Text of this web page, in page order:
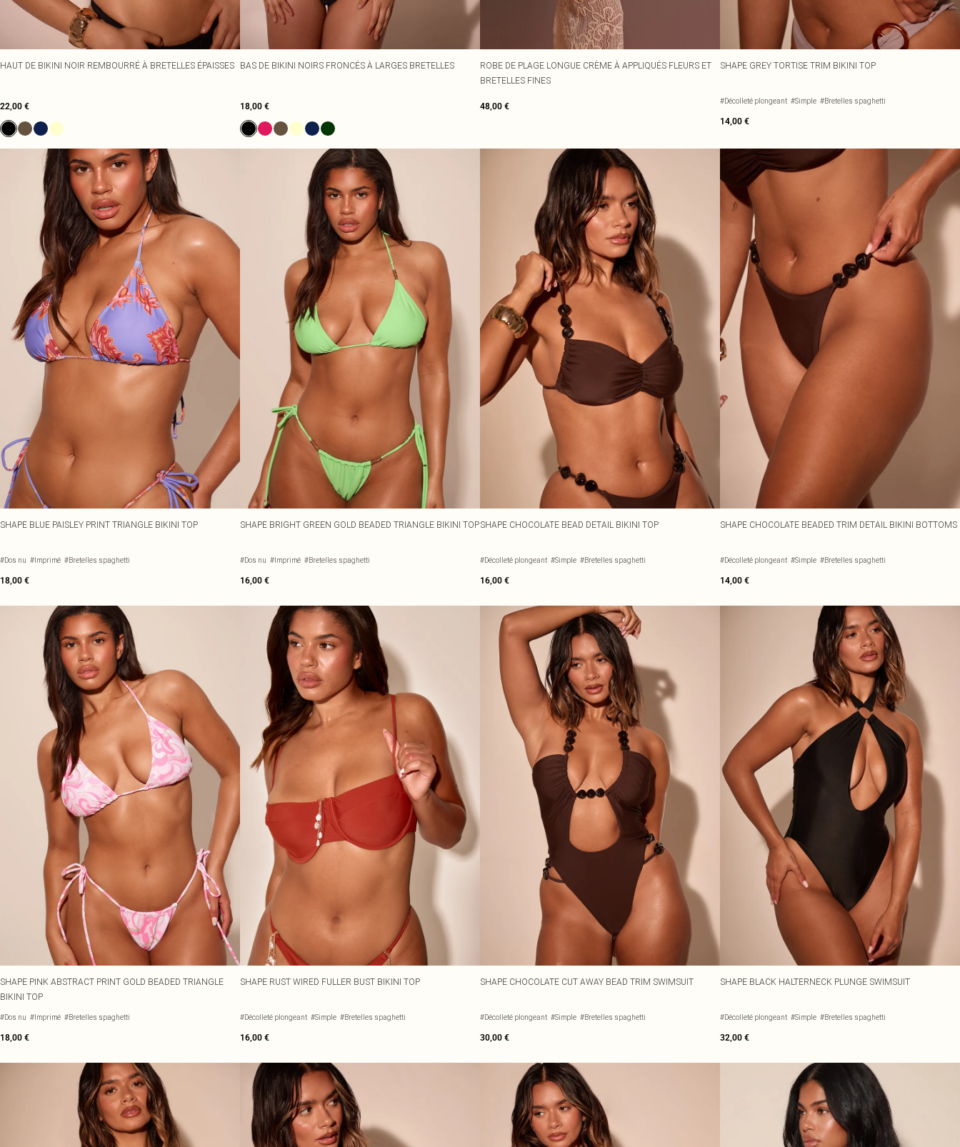
HAUT DE BIKINI NOIR REMBOURRÉ À BRETELLES ÉPAISSES
22,00 €
BAS DE BIKINI NOIRS FRONCÉS À LARGES BRETELLES
18,00 €
ROBE DE PLAGE LONGUE CRÈME À APPLIQUÉS FLEURS ET
BRETELLES FINES
48,00 €
SHAPE GREY TORTISE TRIM BIKINI TOP
#Décolleté plongeant #Simple #Bretelles spaghetti
14,00 €
SHAPE BLUE PAISLEY PRINT TRIANGLE BIKINI TOP
#Dos nu #Imprimé #Bretelles spaghetti
18,00 €
SHAPE BRIGHT GREEN GOLD BEADED TRIANGLE BIKINI TOP
#Dos nu #Imprimé #Bretelles spaghetti
16,00 €
SHAPE CHOCOLATE BEAD DETAIL BIKINI TOP
#Décolleté plongeant #Simple #Bretelles spaghetti
16,00 €
SHAPE CHOCOLATE BEADED TRIM DETAIL BIKINI BOTTOMS
#Décolleté plongeant #Simple #Bretelles spaghetti
14,00 €
SHAPE PINK ABSTRACT PRINT GOLD BEADED TRIANGLE
BIKINI TOP
#Dos nu #Imprimé #Bretelles spaghetti
18,00 €
SHAPE RUST WIRED FULLER BUST BIKINI TOP
#Décolleté plongeant #Simple #Bretelles spaghetti
16,00 €
SHAPE CHOCOLATE CUT AWAY BEAD TRIM SWIMSUIT
#Décolleté plongeant #Simple #Bretelles spaghetti
30,00 €
SHAPE BLACK HALTERNECK PLUNGE SWIMSUIT
#Décolleté plongeant #Simple #Bretelles spaghetti
32,00 €